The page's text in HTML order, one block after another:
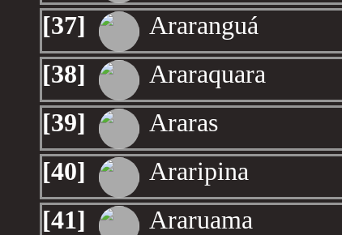
[37]
Araranguá
[38]
Araraquara
[39]
Araras
[40]
Araripina
[41]
Araruama